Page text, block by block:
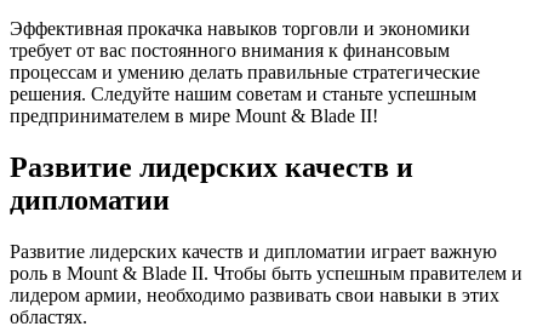
Эффективная прокачка навыков торговли и экономики
требует от вас постоянного внимания к финансовым
процессам и умению делать правильные стратегические
решения. Следуйте нашим советам и станьте успешным
предпринимателем в мире Mount & Blade II!
Развитие лидерских качеств и
дипломатии
Развитие лидерских качеств и дипломатии играет важную
роль в Mount & Blade II. Чтобы быть успешным правителем и
лидером армии, необходимо развивать свои навыки в этих
областях.